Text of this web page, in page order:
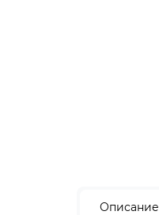
Описание